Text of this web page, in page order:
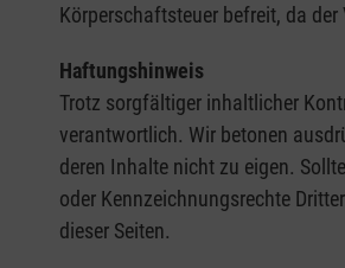
Körperschaftsteuer befreit, da
Haftungshinweis
Trotz sorgfältiger inhaltlicher
verantwortlich. Wir betonen
deren Inhalte nicht zu eigen.
oder Kennzeichnungsrechte
dieser Seiten.